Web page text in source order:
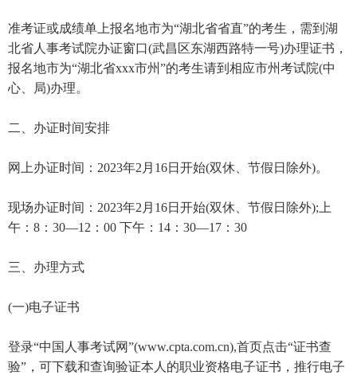
准考证或成绩单上报名地市为“湖北省省直”的考生，需到湖
北省人事考试院办证窗口(武昌区东湖西路特一号)办理证书，
报名地市为“湖北省xxx市州”的考生请到相应市州考试院(中
心、局)办理。
二、办证时间安排
网上办证时间：2023年2月16日开始(双休、节假日除外)。
现场办证时间：2023年2月16日开始(双休、节假日除外);上
午：8：30—12：00 下午：14：30—17：30
三、办理方式
(一)电子证书
登录“中国人事考试网”(www.cpta.com.cn),首页点击“证书查
验”，可下载和查询验证本人的职业资格电子证书，推行电子